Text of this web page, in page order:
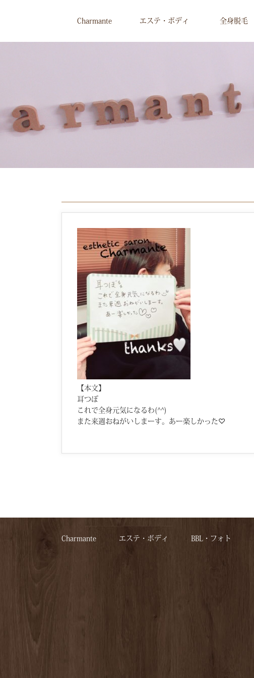
Charmante エステ・ボディ 全身脱毛
【本文】
耳つぼ
これで全身元気になるわ(^^)
また来週おねがいしまーす。あー楽しかった♡
Charmante エステ・ボディ BBL・フォト